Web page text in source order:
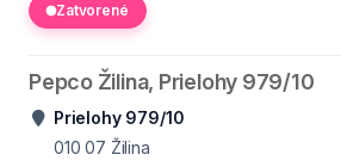
Zatvorené
Pepco Žilina, Prielohy 979/10
Prielohy 979/10
010 07 Žilina